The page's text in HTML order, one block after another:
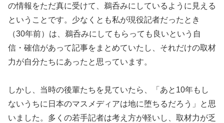
の情報をただ真に受けて、鵜呑みにしているように見える
ということです。少なくとも私が現役記者だったとき
（30年前）は、鵜呑みにしてもらっても良いという自
信・確信があって記事をまとめていたし、それだけの取材
力が自分たちにあったと思っています。
しかし、当時の後輩たちを見ていたら、「あと10年もし
ないうちに日本のマスメディアは地に堕ちるだろう」と思
いました。多くの若手記者は考え方が軽いし、取材力が乏